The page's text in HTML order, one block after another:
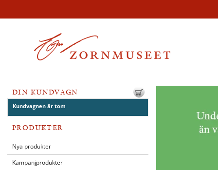
DIN KUNDVAGN
Kundvagnen är tom
PRODUKTER
Nya produkter
Kampanjprodukter